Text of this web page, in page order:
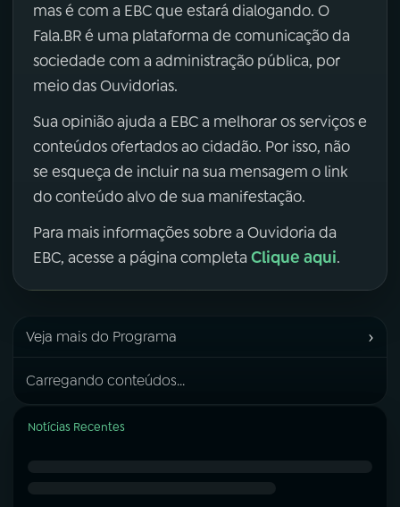
mas é com a EBC que estará dialogando. O
Fala.BR é uma plataforma de comunicação da
sociedade com a administração pública, por
meio das Ouvidorias.
Sua opinião ajuda a EBC a melhorar os serviços e
conteúdos ofertados ao cidadão. Por isso, não
se esqueça de incluir na sua mensagem o link
do conteúdo alvo de sua manifestação.
Para mais informações sobre a Ouvidoria da
EBC, acesse a página completa Clique aqui.
Veja mais do Programa ›
Carregando conteúdos...
Notícias Recentes